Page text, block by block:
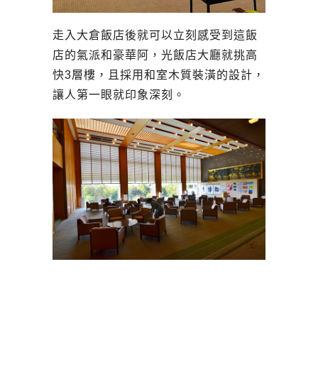
走入大倉飯店後就可以立刻感受到這飯
店的氣派和豪華阿，光飯店大廳就挑高
快3層樓，且採用和室木質裝潢的設計，
讓人第一眼就印象深刻。